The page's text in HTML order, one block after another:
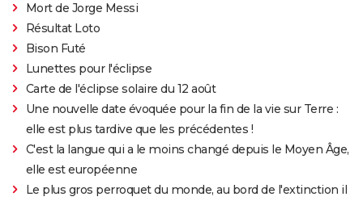
Mort de Jorge Messi
Résultat Loto
Bison Futé
Lunettes pour l'éclipse
Carte de l'éclipse solaire du 12 août
Une nouvelle date évoquée pour la fin de la vie sur Terre :
elle est plus tardive que les précédentes !
C'est la langue qui a le moins changé depuis le Moyen Âge,
elle est européenne
Le plus gros perroquet du monde, au bord de l'extinction il